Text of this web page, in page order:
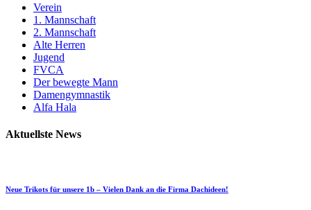
Verein
1. Mannschaft
2. Mannschaft
Alte Herren
Jugend
FVCA
Der bewegte Mann
Damengymnastik
Alfa Hala
Aktuellste News
Neue Trikots für unsere 1b – Vielen Dank an die Firma Dachideen!